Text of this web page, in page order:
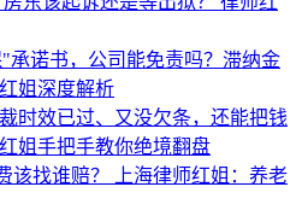
承诺书，公司能免责吗？滞纳金
姐深度解析
时效已过、又没欠条，还能把钱
红姐手把手教你绝境翻盘
该找谁赔？
上海律师红姐：养老